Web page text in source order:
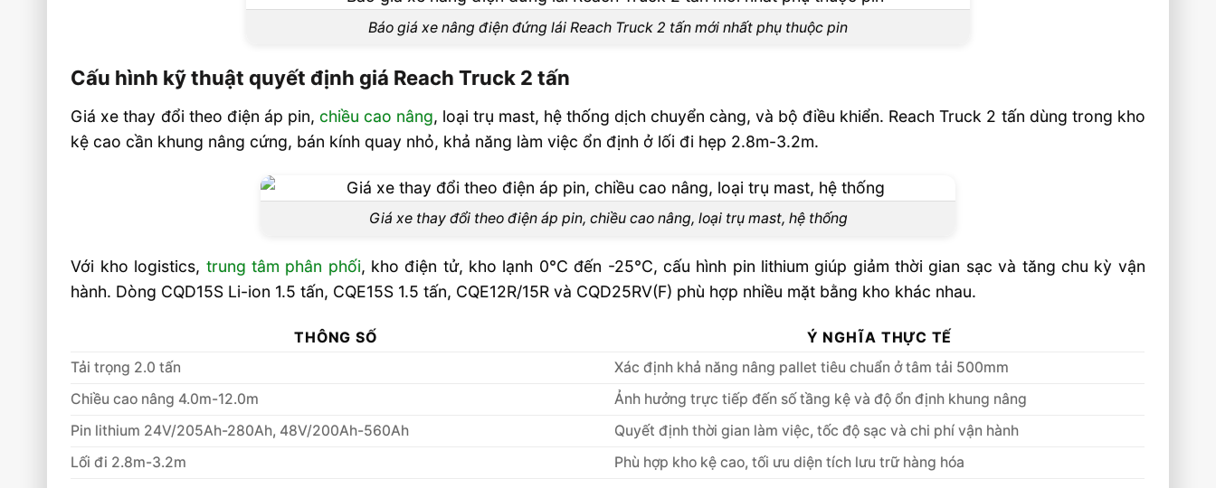
hàng
Nên yêu cầu báo giá theo những hạng mục nào?
Vì sao Reach Truck 2 tấn phù hợp kho kệ cao?
Câu hỏi thường gặp về báo giá xe nâng điện đứng lái
Reach Truck 2 tấn mới nhất FAQ
Reach Truck 2 tấn giá bao nhiêu khi dùng pin
Xe nâng Reach Truck 2 tấn phù hợp kho nào?
Video: Báo Giá Xe Nâng Điện Đứng Lái Reach Truck 2
Tấn Mới Nhất
Sản phẩm đề xuất
Liên hệ mua sản phẩm
Báo giá xe nâng điện đứng lái Reach Truck 2 tấn mới nhất phụ thuộc pin
Cấu hình kỹ thuật quyết định giá Reach Truck 2 tấn
Giá xe thay đổi theo điện áp pin, chiều cao nâng, loại trụ mast, hệ thống dịch chuyển càng, và bộ điều khiển. Reach Truck 2 tấn dùng trong kho
kệ cao cần khung nâng cứng, bán kính quay nhỏ, khả năng làm việc ổn định ở lối đi hẹp 2.8m-3.2m.
Giá xe thay đổi theo điện áp pin, chiều cao nâng, loại trụ mast, hệ thống
Với kho logistics, trung tâm phân phối, kho điện tử, kho lạnh 0°C đến -25°C, cấu hình pin lithium giúp giảm thời gian sạc và tăng chu kỳ vận
hành. Dòng CQD15S Li-ion 1.5 tấn, CQE15S 1.5 tấn, CQE12R/15R và CQD25RV(F) phù hợp nhiều mặt bằng kho khác nhau.
THÔNG SỐ
Ý NGHĨA THỰC TẾ
Tải trọng 2.0 tấn
Xác định khả năng nâng pallet tiêu chuẩn ở tâm tải 500mm
Chiều cao nâng 4.0m-12.0m
Ảnh hưởng trực tiếp đến số tầng kệ và độ ổn định khung nâng
Pin lithium 24V/205Ah-280Ah, 48V/200Ah-560Ah
Quyết định thời gian làm việc, tốc độ sạc và chi phí vận hành
Lối đi 2.8m-3.2m
Phù hợp kho kệ cao, tối ưu diện tích lưu trữ hàng hóa